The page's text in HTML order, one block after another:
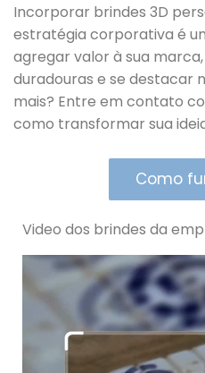
Incorporar brindes 3D
estratégia corporativa é
agregar valor à sua
duradouras e se destacar
mais? Entre em contato
como transformar sua
Como
Video dos brindes da